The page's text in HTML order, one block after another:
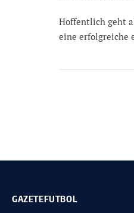
Hoffentlich geht
eine erfolgreiche
GAZETEFUTBOL